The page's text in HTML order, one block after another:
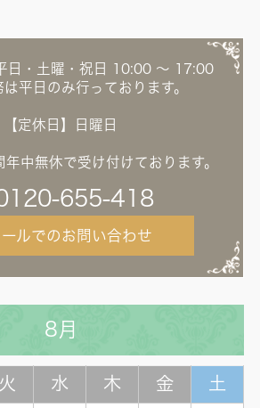
日・土曜・祝日 10:00 ～ 17:00
平日のみ行っております。
【定休日】日曜日
中無休で受け付けております。
655-418
ールでのお問い合わせ
8月
火 水 木 金 土